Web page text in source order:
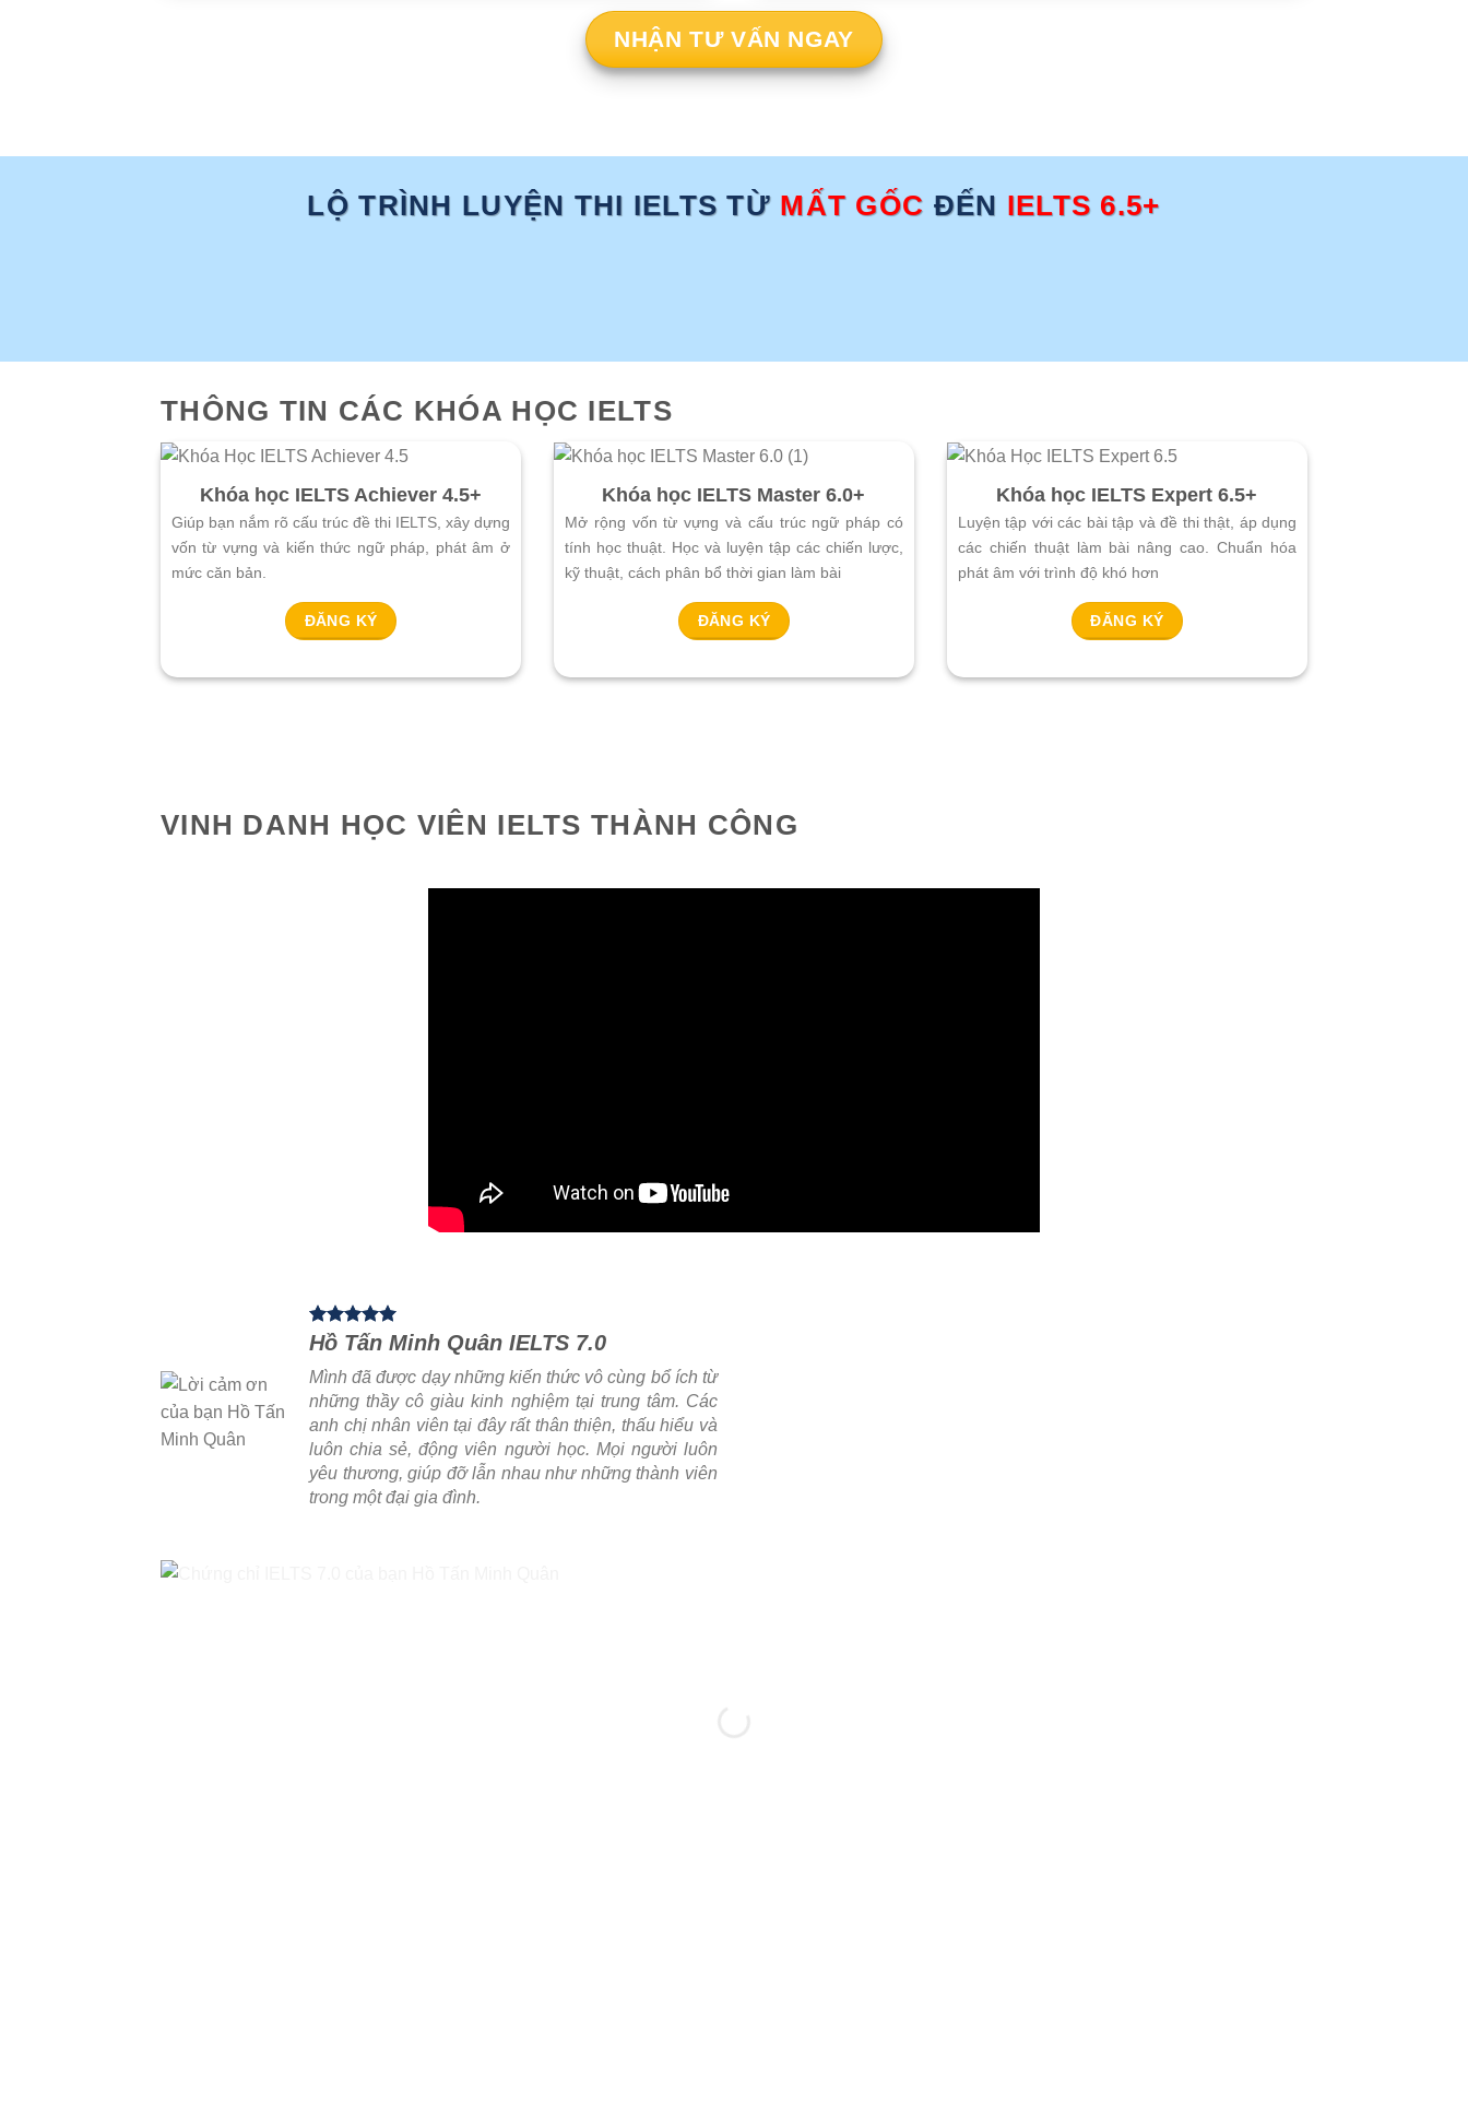
NHẬN TƯ VẤN NGAY
LỘ TRÌNH LUYỆN THI IELTS TỪ MẤT GỐC ĐẾN IELTS 6.5+
THÔNG TIN CÁC KHÓA HỌC IELTS
Khóa học IELTS Achiever 4.5+
Giúp bạn nắm rõ cấu trúc đề thi IELTS, xây dựng
vốn từ vựng và kiến thức ngữ pháp, phát âm ở
mức căn bản.
ĐĂNG KÝ
Khóa học IELTS Master 6.0+
Mở rộng vốn từ vựng và cấu trúc ngữ pháp có
tính học thuật. Học và luyện tập các chiến lược,
kỹ thuật, cách phân bổ thời gian làm bài
ĐĂNG KÝ
Khóa học IELTS Expert 6.5+
Luyện tập với các bài tập và đề thi thật, áp dụng
các chiến thuật làm bài nâng cao. Chuẩn hóa
phát âm với trình độ khó hơn
ĐĂNG KÝ
VINH DANH HỌC VIÊN IELTS THÀNH CÔNG
Hồ Tấn Minh Quân IELTS 7.0
Mình đã được dạy những kiến thức vô cùng bổ ích từ
những thầy cô giàu kinh nghiệm tại trung tâm. Các
anh chị nhân viên tại đây rất thân thiện, thấu hiểu và
luôn chia sẻ, động viên người học. Mọi người luôn
yêu thương, giúp đỡ lẫn nhau như những thành viên
trong một đại gia đình.